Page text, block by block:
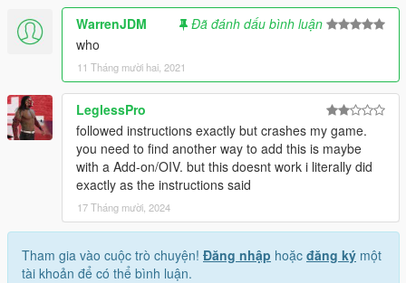
WarrenJDM
Đã đánh dấu bình luận
who
11 Tháng mười hai, 2021
LeglessPro
followed instructions exactly but crashes my game.
you need to find another way to add this is maybe
with a Add-on/OIV. but this doesnt work i literally did
exactly as the instructions said
17 Tháng mười, 2024
Tham gia vào cuộc trò chuyện! Đăng nhập hoặc đăng ký một
tài khoản để có thể bình luận.